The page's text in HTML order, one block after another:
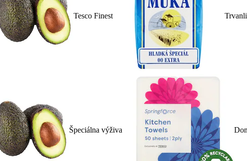
Tesco Finest
Špeciálna výživa